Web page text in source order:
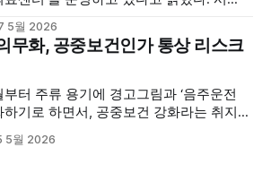
나서고 있다. 재택의료센터
편으로 의료기관 이용이 어렵다고 판단
대상으로, (한)의사·간호사·사회복지사
이 직접 가정을 방문해 건강관리서비스
5월 2026
무화, 공중보건인가 통상 리스크
터 주류 용기에 경고그림과 ‘음주운전
하기로 하면서, 공중보건 강화라는 취지와
영세업체 부담, 소비자 선택권 등 다양한
5월 2026